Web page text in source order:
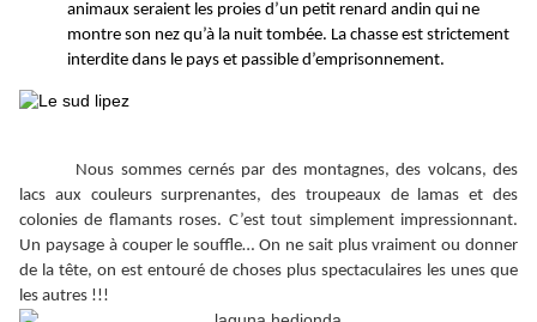
animaux seraient les proies d’un petit renard andin qui ne
montre son nez qu’à la nuit tombée. La chasse est strictement
interdite dans le pays et passible d’emprisonnement.
Nous sommes cernés par des montagnes, des volcans, des
lacs aux couleurs surprenantes, des troupeaux de lamas et des
colonies de flamants roses. C’est tout simplement impressionnant.
Un paysage à couper le souffle… On ne sait plus vraiment ou donner
de la tête, on est entouré de choses plus spectaculaires les unes que
les autres !!!